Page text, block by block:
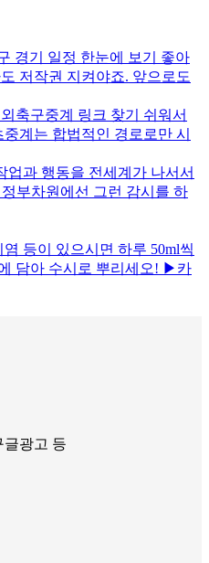
경기 일정 한눈에 보기 좋아
저작권 지켜야죠. 앞으로도
축구중계 링크 찾기 쉬워서
계는 합법적인 경로로만 시
업과 행동을 전세계가 나서서
부차원에선 그런 감시를 하
등이 있으시면 하루 50ml씩
담아 수시로 뿌리세오! ▶카
글광고 등